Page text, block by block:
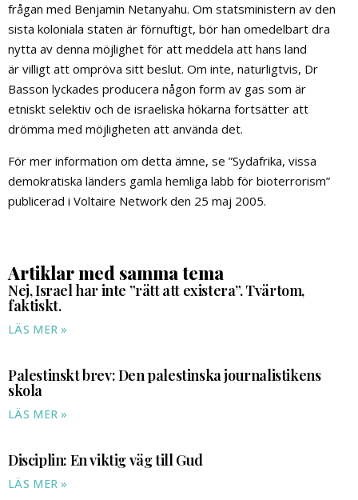
frågan med Benjamin Netanyahu. Om statsministern av den
sista koloniala staten är förnuftigt, bör han omedelbart dra
nytta av denna möjlighet för att meddela att hans land
är villigt att ompröva sitt beslut. Om inte, naturligtvis, Dr
Basson lyckades producera någon form av gas som är
etniskt selektiv och de israeliska hökarna fortsätter att
drömma med möjligheten att använda det.
För mer information om detta ämne, se ”Sydafrika, vissa
demokratiska länders gamla hemliga labb för bioterrorism”
publicerad i Voltaire Network den 25 maj 2005.
Artiklar med samma tema
Nej, Israel har inte ”rätt att existera”. Tvärtom,
faktiskt.
LÄS MER »
Palestinskt brev: Den palestinska journalistikens
skola
LÄS MER »
Disciplin: En viktig väg till Gud
LÄS MER »